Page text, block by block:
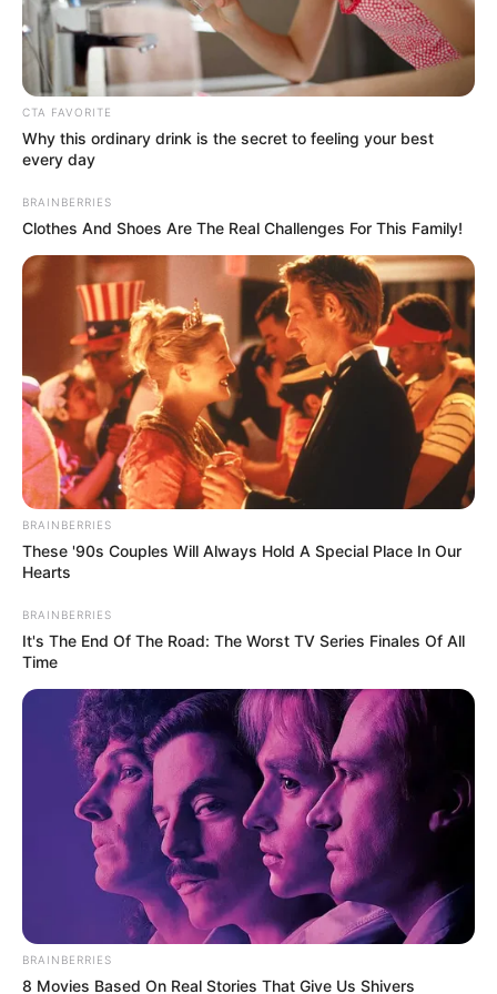
Möglichkeit direkt im Parkhaus der Schlosshöfe zu
parken. Es bleibt an den Wochenenden 24h
geöffnet. 📅 Einlass: 19:30 Uhr 🕗 Party: 20:00 –
23:00 Uhr Im Anschluss geht’s direkt weiter mit der
Ü30er Party 💥 Special: Begrüßungsshots für alle
Gäste!Komm vorbei, tanz mit uns und feier wie
früher! 💃🕺
Stadt/Ort: Oldenburg
Ende: 11.09.2026 23:00 Uhr
Eintrittspreis: 12
Weitere Informationen:
mamagehttanzenweserems.t
ick...
Kramermarkt in Oldenburg
Zehn Tage lang wird auf dem Freigelände vor der
Weser-Ems-Halle auf einem der größten Volksfeste
im Norden ausgiebig der traditionelle Abschluss der
Erntezeit gefeiert.
Stadt/Ort: Oldenburg
Beginn: 02.10.2026 14:00 Uhr
Eintrittspreis: frei
Weitere Informationen:www.quermania.de/niedersa
ch...
Hotel für diese Veranstaltung buchen
MAMAGEHTTANZEN Oldenburg
🎄 MAMAGEHTTANZEN – 90er & Glühwein
Special 🎶✨ 📍 Oldenburg | The Roof Club 🗓
Samstag, 28.11.2026 🕢 Einlass: 19:30 Uhr 🕗 Party:
CTA FAVORITE
Why this ordinary drink is the secret to feeling your best
every day
BRAINBERRIES
Clothes And Shoes Are The Real Challenges For This Family!
BRAINBERRIES
These '90s Couples Will Always Hold A Special Place In Our
Hearts
BRAINBERRIES
It's The End Of The Road: The Worst TV Series Finales Of All
Time
BRAINBERRIES
8 Movies Based On Real Stories That Give Us Shivers